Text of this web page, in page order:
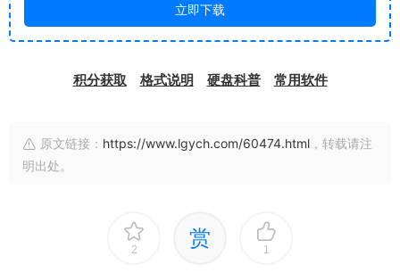
立即下载
积分获取 格式说明 硬盘科普 常用软件
原文链接： https://www.lgych.com/60474.html ，转载请注
明出处。
2 赏 1